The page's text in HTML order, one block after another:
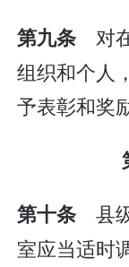
第九条 对
组织和个人
予表彰和奖励
第十条 县
室应当适时